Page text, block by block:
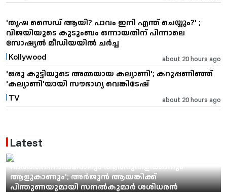
'തൃഷ സൈഡ് ആയി? പാവം ഇനി എന്ത് ചെയ്യും?' ;
വിജയിയുടെ കുടുംബം ഒന്നായതിന് പിന്നാലെ
സോഷ്യൽ മീഡിയയിൽ ചർച്ച
about 20 hours ago
Kollywood
'ഒരു കുട്ടിയുടെ അമ്മയായ കല്യാണി'; കറുപ്പണിഞ്ഞ്
'കല്യാണി'യായി സൗഭാഗ്യ വെങ്കിടേഷ്
about 20 hours ago
TV
Latest
'ലജ്ജ തോന്നുന്നു...അയാൾ വെടിയേറ്റ് മരിച്ചു എന്ന്
വാർത്തവന്നാൽപോലും ആർപ്പുവിളിക്കാനും
ആളുകാണും'; അർജുൻ ആയങ്കിക്ക്
പിന്തുണയുമായി സനൽകുമാർ ശശിധരൻ